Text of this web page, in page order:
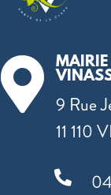

MAIRIE
9 Rue
11 110
